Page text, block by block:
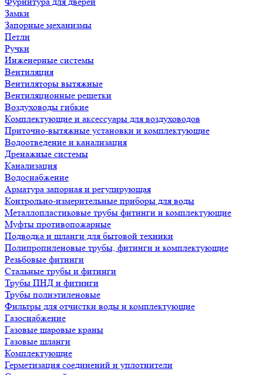
Замки
Запорные механизмы
Петли
Ручки
Инженерные системы
Вентиляция
Вентиляторы вытяжные
Вентиляционные решетки
Воздуховоды гибкие
Комплектующие и аксессуары для воздуховодов
Приточно-вытяжные установки и комплектующие
Водоотведение и канализация
Дренажные системы
Канализация
Водоснабжение
Арматура запорная и регулирующая
Контрольно-измерительные приборы для воды
Металлопластиковые трубы фитинги и комплектующие
Муфты противопожарные
Подводка и шланги для бытовой техники
Полипропиленовые трубы, фитинги и комплектующие
Резьбовые фитинги
Стальные трубы и фитинги
Трубы ПНД и фитинги
Трубы полиэтиленовые
Фильтры для отчистки воды и комплектующие
Газоснабжение
Газовые шаровые краны
Газовые шланги
Комплектующие
Герметизация соединений и уплотнители